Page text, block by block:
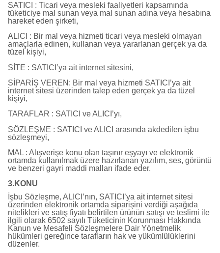
SATICI : Ticari veya mesleki faaliyetleri kapsamında
tüketiciye mal sunan veya mal sunan adına veya hesabına
hareket eden şirketi,
ALICI : Bir mal veya hizmeti ticari veya mesleki olmayan
amaçlarla edinen, kullanan veya yararlanan gerçek ya da
tüzel kişiyi,
SİTE : SATICI’ya ait internet sitesini,
SİPARİŞ VEREN: Bir mal veya hizmeti SATICI’ya ait
internet sitesi üzerinden talep eden gerçek ya da tüzel
kişiyi,
TARAFLAR : SATICI ve ALICI’yı,
SÖZLEŞME : SATICI ve ALICI arasında akdedilen işbu
sözleşmeyi,
MAL : Alışverişe konu olan taşınır eşyayı ve elektronik
ortamda kullanılmak üzere hazırlanan yazılım, ses, görüntü
ve benzeri gayri maddi malları ifade eder.
3.KONU
İşbu Sözleşme, ALICI’nın, SATICI’ya ait internet sitesi
üzerinden elektronik ortamda siparişini verdiği aşağıda
nitelikleri ve satış fiyatı belirtilen ürünün satışı ve teslimi ile
ilgili olarak 6502 sayılı Tüketicinin Korunması Hakkında
Kanun ve Mesafeli Sözleşmelere Dair Yönetmelik
hükümleri gereğince tarafların hak ve yükümlülüklerini
düzenler.